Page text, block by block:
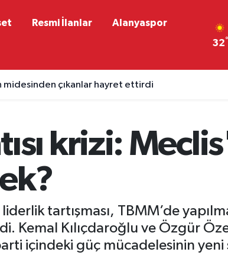
Resmi İlanlar Alanyaspor
32°
midesinden çıkanlar hayret ettirdi
krizi:
tartışması, TBMM’de
Kemal Kılıçdaroğlu ve Özgür
içindeki güç mücadelesinin yeni